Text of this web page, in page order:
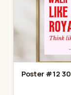
Poster #12